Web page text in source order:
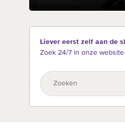
Liever eerst zelf aan de
Zoek 24/7 in onze website